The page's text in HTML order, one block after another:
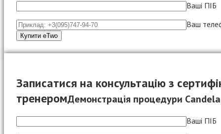
Ваші ПІБ
Ваш
Записатися на консультацію з
тренеромДемонстрація процедури
Ваші ПІБ